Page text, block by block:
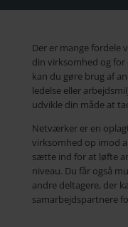
Der er mange fordele
din virksomhed og
kan du gøre brug af
ledelse eller
udvikle din måde at
Netværker er en
virksomhed op imod
sætte ind for at løfte
niveau. Du får også
andre deltagere, der
samarbejdspartnere